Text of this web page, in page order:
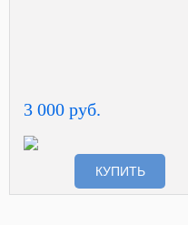
3 000 руб.
КУПИТЬ